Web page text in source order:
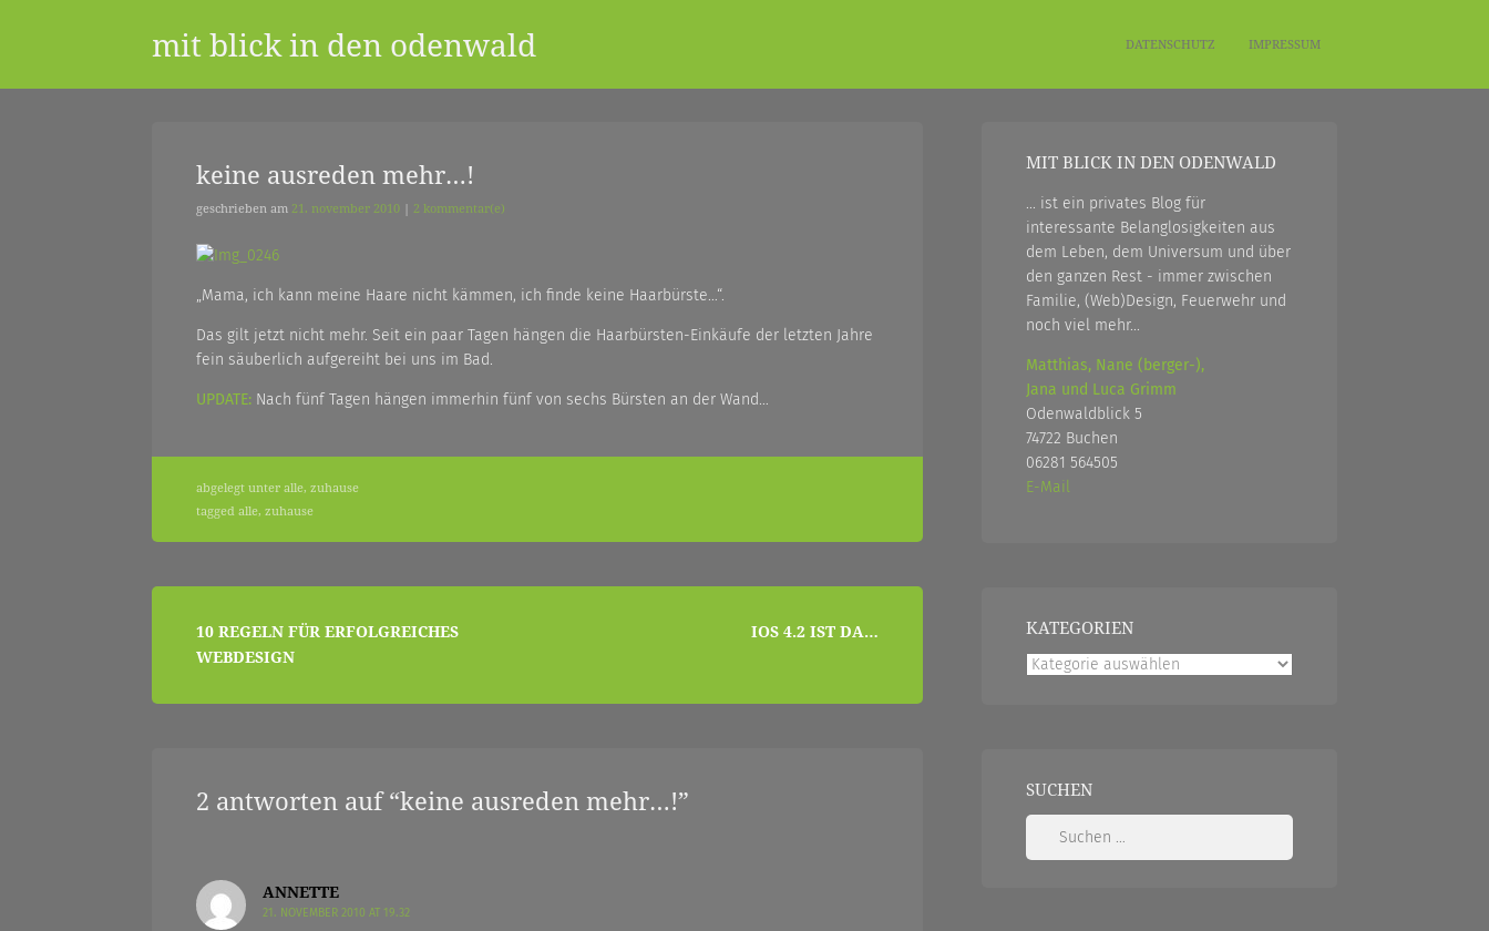
mit blick in den odenwald
blog
dem
odenwald
zwischendurch
DATENSCHUTZ IMPRESSUM
keine ausreden mehr…!
geschrieben am 21. november 2010 | 2 kommentar(e)
„Mama, ich kann meine Haare nicht kämmen, ich finde keine Haarbürste…“.
Das gilt jetzt nicht mehr. Seit ein paar Tagen hängen die Haarbürsten-Einkäufe der letzten Jahre
fein säuberlich aufgereiht bei uns im Bad.
UPDATE: Nach fünf Tagen hängen immerhin fünf von sechs Bürsten an der Wand…
abgelegt unter alle, zuhause
tagged alle, zuhause
beitragsnavigation
10 REGELN FÜR ERFOLGREICHES
WEBDESIGN
IOS 4.2 IST DA…
2 antworten auf “keine ausreden mehr…!”
ANNETTE
21. NOVEMBER 2010 AT 19.32
MIT BLICK IN DEN ODENWALD
... ist ein privates Blog für
interessante Belanglosigkeiten aus
dem Leben, dem Universum und über
den ganzen Rest - immer zwischen
Familie, (Web)Design, Feuerwehr und
noch viel mehr...
Matthias, Nane (berger-),
Jana und Luca Grimm
Odenwaldblick 5
74722 Buchen
06281 564505
E-Mail
KATEGORIEN
Kategorien
SUCHEN
Suchen